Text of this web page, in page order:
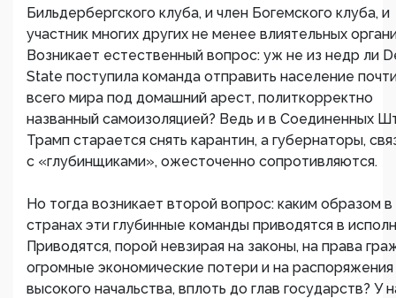
Бильдербергского клуба, и член Богемского клуба, и
участник многих других не менее влиятельных
Возникает естественный вопрос: уж не из недр ли
State поступила команда отправить население
всего мира под домашний арест, политкорректно
названный самоизоляцией? Ведь и в Соединенных
Трамп старается снять карантин, а губернаторы,
с «глубинщиками», ожесточенно сопротивляются.
Но тогда возникает второй вопрос: каким образом в
странах эти глубинные команды приводятся в
Приводятся, порой невзирая на законы, на права
огромные экономические потери и на
высокого начальства, вплоть до глав государств? У